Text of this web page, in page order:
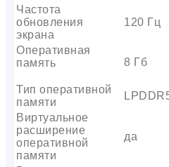
Частота
обновления
экрана
120 Гц
Оперативная
память
8 Гб
Тип оперативной
памяти
Виртуальное
расширение
оперативной
памяти
да